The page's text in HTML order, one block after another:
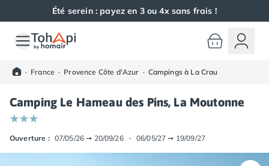
Été serein : payez en 3 ou 4x sans frais !
Toutes nos destinations
Camping Alsace
Camping Haut-Rhin
Camping Colmar
Camping Mulhouse
· France · Provence Côte d'Azur · Campings à La Crau
Camping Le Hameau des Pins, La Moutonne
Ouverture : 07/05/26 ➞ 20/09/26 - 06/05/27 ➞ 19/09/27